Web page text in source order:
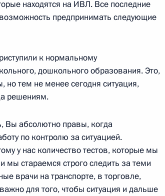
Рустамом
3
Безопасности
Огарёво
Огарёво
находятся на ИВЛ. Все последние
предпринимать следующие
к нормальному
дошкольного образования. Это,
тем не менее сегодня ситуация,
решениям.
Вы абсолютно правы, когда
по контролю за ситуацией.
у нас количество тестов, которые мы
мы стараемся строго следить за теми
врачи на транспорте, в торговле,
для того, чтобы ситуация и дальше